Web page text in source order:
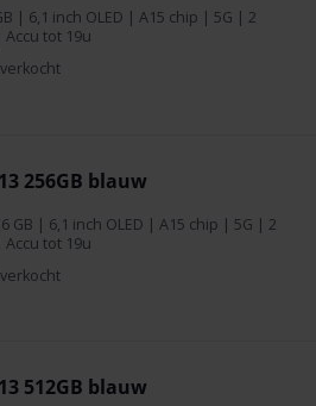
| 6,1 inch OLED | A15 chip | 5G | 2
tot 19u
256GB blauw
GB | 6,1 inch OLED | A15 chip | 5G | 2
tot 19u
512GB blauw